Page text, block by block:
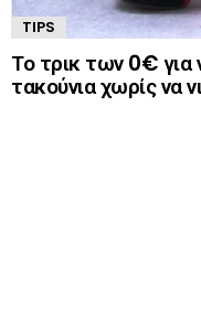
TIPS
Το τρικ των 0€
τακούνια χωρίς να